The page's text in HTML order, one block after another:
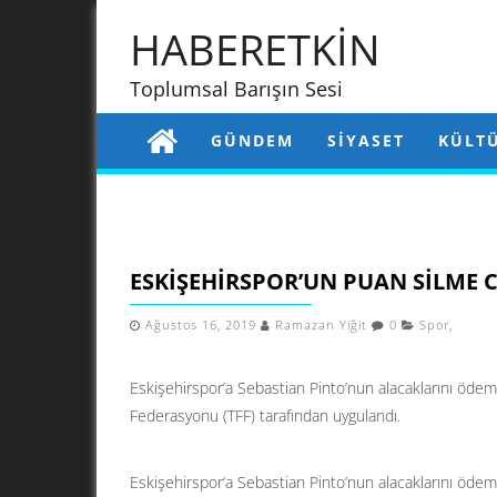
HABERETKİN
Toplumsal Barışın Sesi
GÜNDEM SIYASET
ESKIŞEHIRSPOR’UN PUAN
Ağustos 16, 2019 Ramazan Yiğit 0 Spor,
Eskişehirspor’a Sebastian Pinto’nun alacaklarını
Federasyonu (TFF) tarafından uygulandı.
Eskişehirspor’a Sebastian Pinto’nun alacaklarını